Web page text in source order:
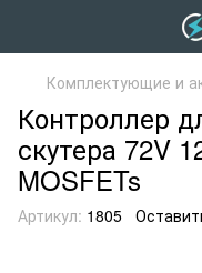
Комплектующие и
Контроллер
скутера 72V
MOSFETs
Артикул: 1805